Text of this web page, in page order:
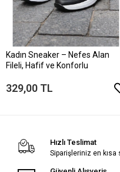
Kadın Sneaker – Nefes Alan
Fileli, Hafif ve Konforlu
329,00 TL
Hızlı Teslimat
Siparişleriniz en kısa